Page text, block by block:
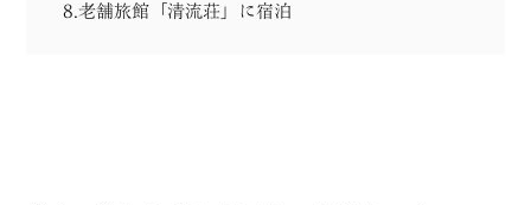
8.老舗旅館「清流荘」に宿泊